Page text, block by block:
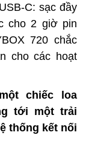
C: sạc đầy
cho 2 giờ pin
720 chắc
cho các hoạt
chiếc loa
tới một trải
thống kết nối